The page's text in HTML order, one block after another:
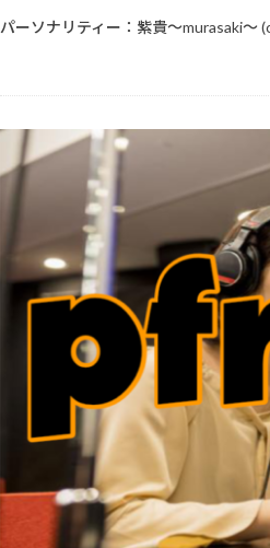
パーソナリティー：紫貴～murasaki～